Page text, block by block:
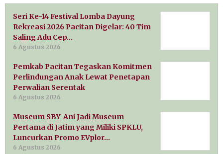
Seri Ke-14 Festival Lomba Dayung
Rekreasi 2026 Pacitan Digelar: 40 Tim
Saling Adu Cep…
6 Agustus 2026
Pemkab Pacitan Tegaskan Komitmen
Perlindungan Anak Lewat Penetapan
Perwalian Serentak
6 Agustus 2026
Museum SBY-Ani Jadi Museum
Pertama di Jatim yang Miliki SPKLU,
Luncurkan Promo EVplor…
6 Agustus 2026